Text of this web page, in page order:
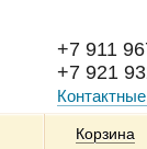
+7 911
+7 921
Корзина